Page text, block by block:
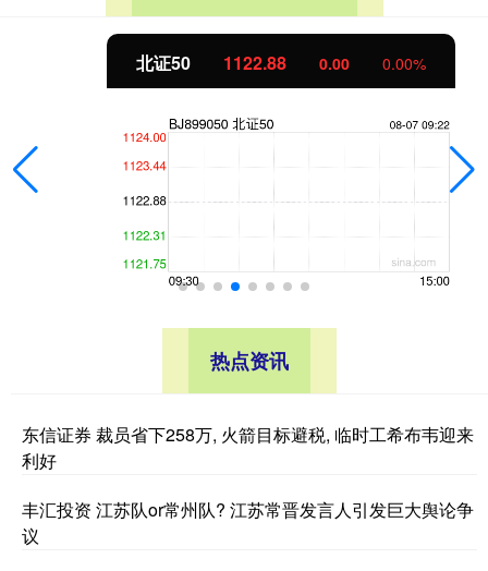
北证50 1122.88 0.00 0.00%
热点资讯
东信证券 裁员省下258万, 火箭目标避税, 临时工希布韦迎来
利好
丰汇投资 江苏队or常州队? 江苏常晋发言人引发巨大舆论争
议